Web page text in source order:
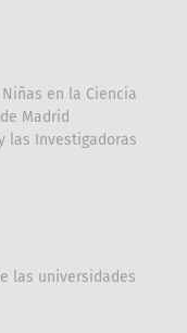
en la Ciencia
Madrid
las Investigadoras
las universidades